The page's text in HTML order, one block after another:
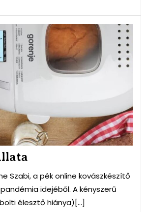
Szabi, a pék online kovászkészítő
idejéből. A kényszerű
élesztő hiánya)[...]